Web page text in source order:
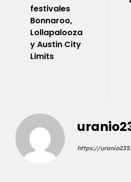
festivales
Bonnaroo,
Lollapalooza
y Austin City
Limits
https://